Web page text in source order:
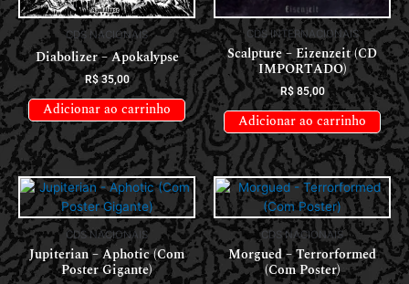
CDS NACIONAIS
Diabolizer – Apokalypse
R$35,00
Adicionar ao carrinho
CDS INTERNACIONAIS
Scalpture – Eizenzeit (CD
IMPORTADO)
R$85,00
Adicionar ao carrinho
CDS NACIONAIS
Jupiterian – Aphotic (Com
Poster Gigante)
CDS NACIONAIS
Morgued – Terrorformed
(Com Poster)